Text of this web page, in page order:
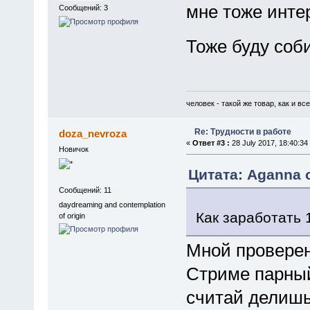
Сообщений: 3
мне тоже
Тоже буду
человек - такой же товар, как и
doza_nevroza
Новичок
Сообщений: 11
daydreaming and contemplation
of origin
Re: Трудности в работе
« Ответ #3 : 28 July 2017, 18:40:34
Цитата: Aganna
Как
Мной
Стриме
считай